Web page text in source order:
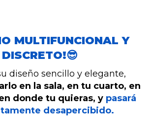
MULTIFUNCIONAL Y
DISCRETO!😎
diseño sencillo y elegante,
en la sala, en tu cuarto, en
donde tu quieras, y pasará
desapercibido.